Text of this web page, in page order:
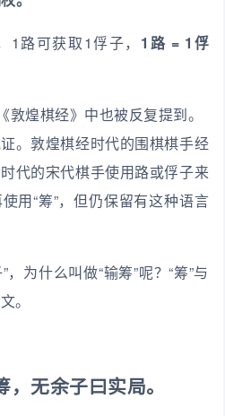
路可获取1俘子， 1路 = 1俘
敦煌棋经》中也被反复提到。
。敦煌棋经时代的围棋棋手经
代的宋代棋手使用路或俘子来
用“筹”，但仍保留有这种语言
，为什么叫做“输筹”呢？“筹”与
。
无余子曰实局。